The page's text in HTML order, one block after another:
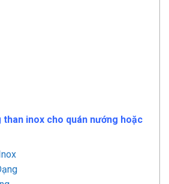
than inox cho quán nướng hoặc